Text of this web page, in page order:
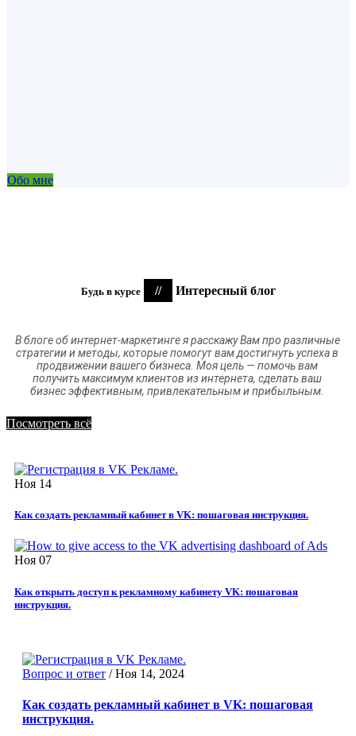
Обо мне
Будь в курсе // Интересный блог
В блогеобинтернет-маркетинге я расскажу Вам про различные
стратегии и методы, которые помогут вам достигнуть успеха в
продвижении вашего бизнеса. Моя цель — помочь вам
получить максимум клиентовизинтернета, сделать ваш
бизнес эффективным, привлекательным и прибыльным.
Посмотреть всё
Ноя 14
Как создать рекламный кабинет в VK: пошаговая инструкция.
Ноя 07
Как открыть доступ к рекламному кабинету VK: пошаговая
инструкция.
Вопрос и ответ /Ноя 14, 2024
Как создать рекламный кабинет в VK: пошаговая
инструкция.